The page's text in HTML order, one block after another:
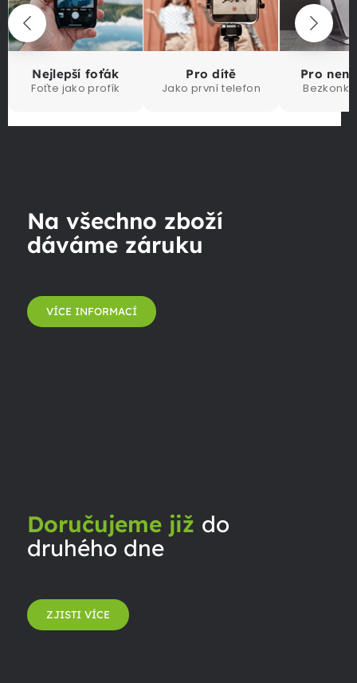
Nejlepší foťák
Foťte jako profík
Pro dítě
Jako první telefon
Pro
Na všechno zboží
dáváme záruku
VÍCE INFORMACÍ
Doručujeme již do
druhého dne
ZJISTI VÍCE